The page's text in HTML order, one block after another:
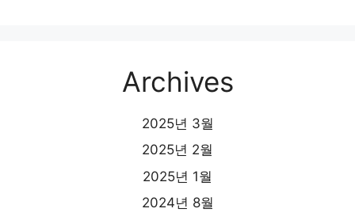
Archives
2025년 3월
2025년 2월
2025년 1월
2024년 8월